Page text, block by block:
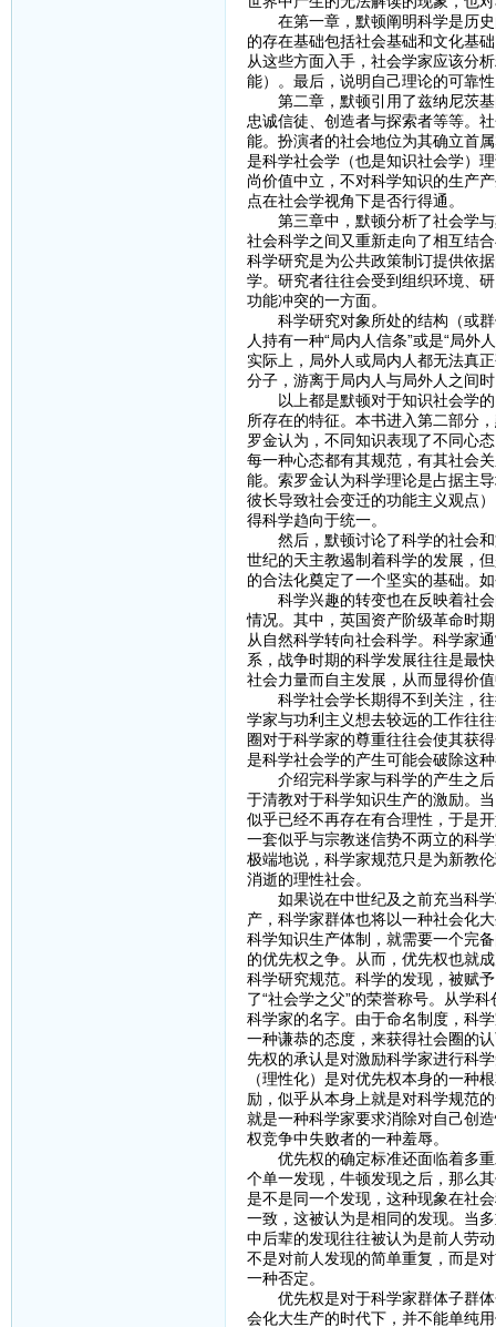
在第一章，默顿阐明科学是历史
的存在基础包括社会基础和文化基
从这些方面入手，社会学家应该分
能）。最后，说明自己理论的可靠
第二章，默顿引用了兹纳尼茨基
忠诚信徒、创造者与探索者等等。
能。扮演者的社会地位为其确立首
是科学社会学（也是知识社会学）
尚价值中立，不对科学知识的生产
点在社会学视角下是否行得通。
第三章中，默顿分析了社会学与
社会科学之间又重新走向了相互结
科学研究是为公共政策制订提供依
学。研究者往往会受到组织环境、
功能冲突的一方面。
科学研究对象所处的结构（或群
人持有一种“局内人信条”或是“局
实际上，局外人或局内人都无法真
分子，游离于局内人与局外人之间
以上都是默顿对于知识社会学的
所存在的特征。本书进入第二部分
罗金认为，不同知识表现了不同心
每一种心态都有其规范，有其社会
能。索罗金认为科学理论是占据主
彼长导致社会变迁的功能主义观点
得科学趋向于统一。
然后，默顿讨论了科学的社会和
世纪的天主教遏制着科学的发展，
的合法化奠定了一个坚实的基础。
科学兴趣的转变也在反映着社会
情况。其中，英国资产阶级革命时
从自然科学转向社会科学。科学家
系，战争时期的科学发展往往是最
社会力量而自主发展，从而显得价
科学社会学长期得不到关注，往
学家与功利主义想去较远的工作往
圈对于科学家的尊重往往会使其获
是科学社会学的产生可能会破除这
介绍完科学家与科学的产生之后
于清教对于科学知识生产的激励。
似乎已经不再存在有合理性，于是
一套似乎与宗教迷信势不两立的科
极端地说，科学家规范只是为新教
消逝的理性社会。
如果说在中世纪及之前充当科学
产，科学家群体也将以一种社会化
科学知识生产体制，就需要一个完
的优先权之争。从而，优先权也就
科学研究规范。科学的发现，被赋
了“社会学之父”的荣誉称号。从学
科学家的名字。由于命名制度，科
一种谦恭的态度，来获得社会圈的
先权的承认是对激励科学家进行科
（理性化）是对优先权本身的一种
励，似乎从本身上就是对科学规范
就是一种科学家要求消除对自己创
权竞争中失败者的一种羞辱。
优先权的确定标准还面临着多重
个单一发现，牛顿发现之后，那么
是不是同一个发现，这种现象在社
一致，这被认为是相同的发现。当
中后辈的发现往往被认为是前人劳
不是对前人发现的简单重复，而是
一种否定。
优先权是对于科学家群体子群体
会化大生产的时代下，并不能单纯